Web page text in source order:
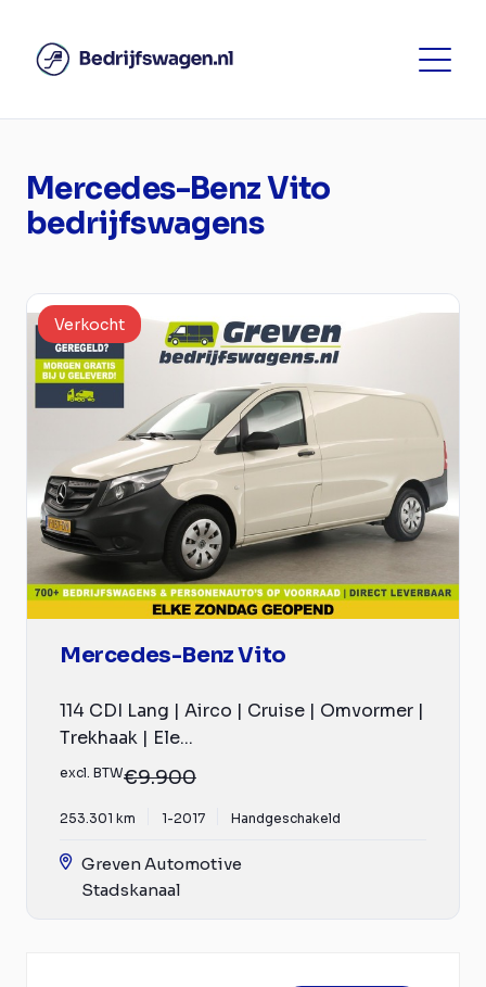
Mercedes-Benz Vito
bedrijfswagens
Verkocht
Mercedes-Benz Vito
114 CDI Lang | Airco | Cruise | Omvormer |
Trekhaak | Ele...
excl. BTW€9.900
253.301 km 1-2017 Handgeschakeld
Greven Automotive
Stadskanaal